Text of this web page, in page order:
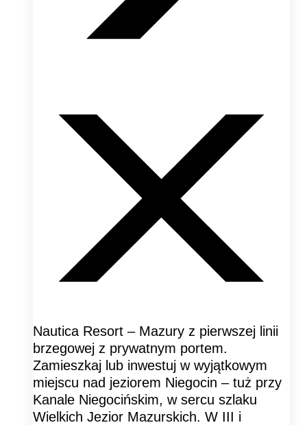
Nautica Resort – Mazury z pierwszej linii
brzegowej z prywatnym portem.
Zamieszkaj lub inwestuj w wyjątkowym
miejscu nad jeziorem Niegocin – tuż przy
Kanale Niegocińskim, w sercu szlaku
Wielkich Jezior Mazurskich. W III i